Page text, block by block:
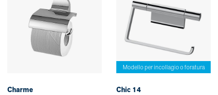
Charme
Modello per incollagio o foratura
Chic 14